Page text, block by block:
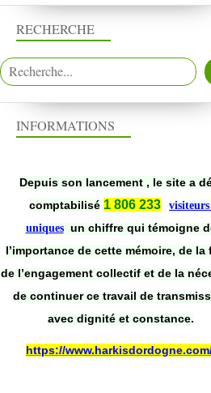
RECHERCHE
INFORMATIONS
Depuis son lancement , le site a
comptabilisé 1 806 233
visiteurs
uniques un chiffre qui témoigne
l’importance de cette mémoire, de la
de l’engagement collectif et de la
de continuer ce travail de
avec dignité et constance.
https://